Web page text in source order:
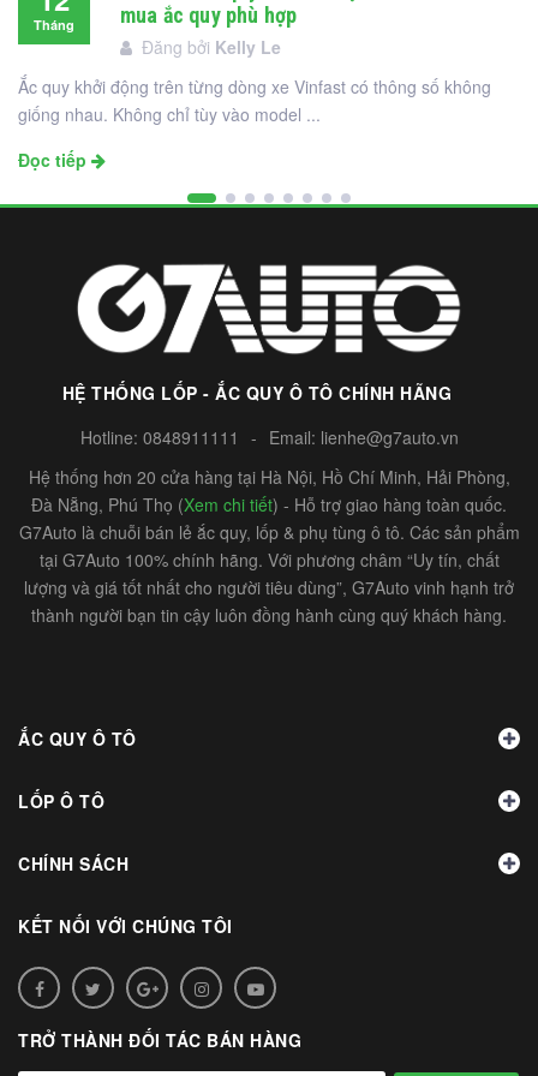
Tháng
mua ắc quy phù hợp
Đăng bởi Kelly Le
Ắc quy khởi động trên từng dòng xe Vinfast có thông số không
giống nhau. Không chỉ tùy vào model ...
Đọc tiếp
HỆ THỐNG LỐP - ẮC QUY Ô TÔ CHÍNH HÃNG
Hotline: 0848911111 - Email: lienhe@g7auto.vn
Hệ thống hơn 20 cửa hàng tại Hà Nội, Hồ Chí Minh, Hải Phòng,
Đà Nẵng, Phú Thọ (Xem chi tiết) - Hỗ trợ giao hàng toàn quốc.
G7Auto là chuỗi bán lẻ ắc quy, lốp & phụ tùng ô tô. Các sản phẩm
tại G7Auto 100% chính hãng. Với phương châm “Uy tín, chất
lượng và giá tốt nhất cho người tiêu dùng”, G7Auto vinh hạnh trở
thành người bạn tin cậy luôn đồng hành cùng quý khách hàng.
ẮC QUY Ô TÔ
LỐP Ô TÔ
CHÍNH SÁCH
KẾT NỐI VỚI CHÚNG TÔI
TRỞ THÀNH ĐỐI TÁC BÁN HÀNG